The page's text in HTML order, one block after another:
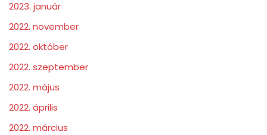
2023. január
2022. november
2022. október
2022. szeptember
2022. május
2022. április
2022. március